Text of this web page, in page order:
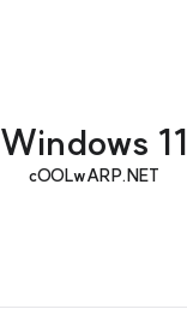
Windows 11
cOOLwARP.NET